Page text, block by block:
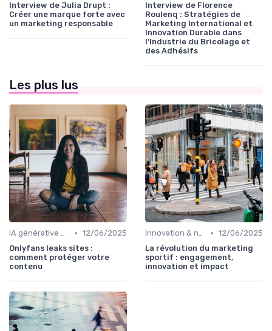
Interview de Julia Drupt :
Créer une marque forte avec
un marketing responsable
Interview de Florence
Roulenq : Stratégies de
Marketing International et
Innovation Durable dans
l'Industrie du Bricolage et
des Adhésifs
Les plus lus
IA générative & futur du marketing • 12/06/2025
Onlyfans leaks sites :
comment protéger votre
contenu
Innovation & nouveaux leviers marketing • 12/06/2025
La révolution du marketing
sportif : engagement,
innovation et impact